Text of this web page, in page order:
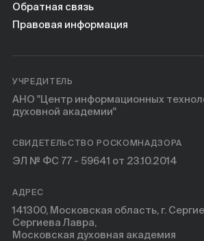
Обратная связь
Правовая информация
УЧРЕДИТЕЛЬ
АНО "Центр информационных
духовной академии"
СВИДЕТЕЛЬСТВО РОСКОМНАДЗОРА
ЭЛ № ФС 77 - 59641 от 23.10.2014
АДРЕС
141300, Московская область, г.
Сергиева Лавра,
Московская духовная академия